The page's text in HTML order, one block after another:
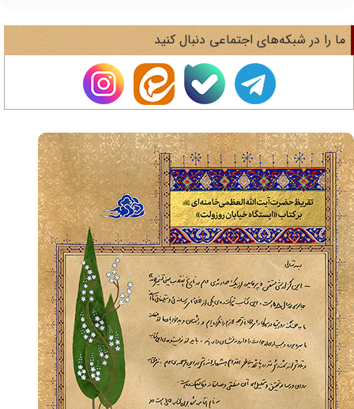
را در شبکه‌های اجتماعی دنبال کنید